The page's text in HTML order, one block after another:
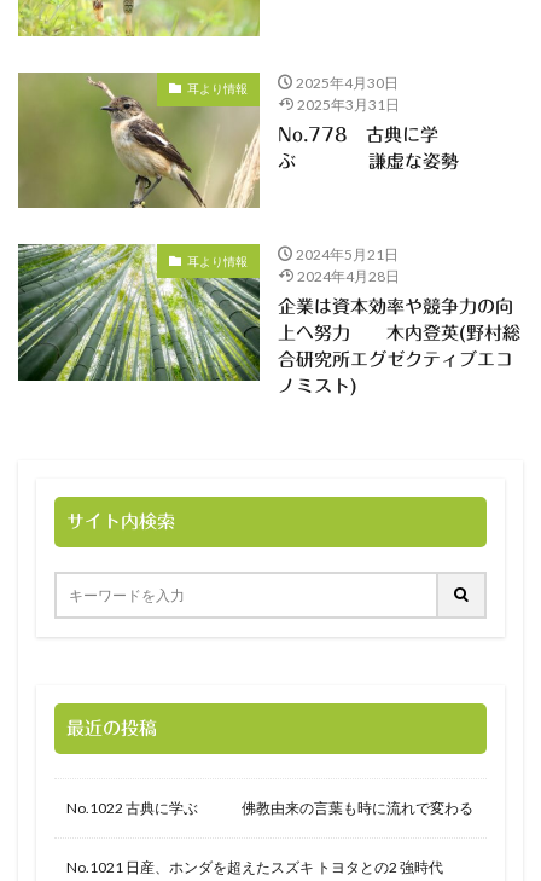
耳より情報
2025年4月30日
2025年3月31日
No.778 古典に学
ぶ 謙虚な姿勢
耳より情報
2024年5月21日
2024年4月28日
企業は資本効率や競争力の向
上へ努力 木内登英(野村総
合研究所エグゼクティブエコ
ノミスト)
サイト内検索
最近の投稿
No.1022 古典に学ぶ 佛教由来の言葉も時に流れで変わる
No.1021 日産、ホンダを超えたスズキ トヨタとの2 強時代